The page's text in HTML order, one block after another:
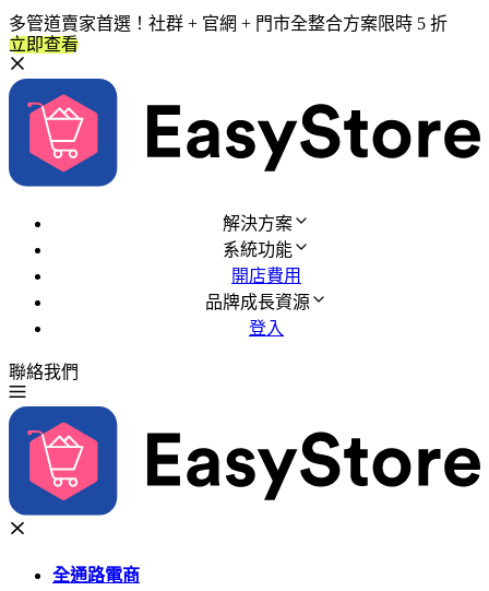
多管道賣家首選！社群 + 官網 + 門市全整合方案限時 5 折
立即查看
解決方案
系統功能
開店費用
品牌成長資源
登入
聯絡我們
全通路電商